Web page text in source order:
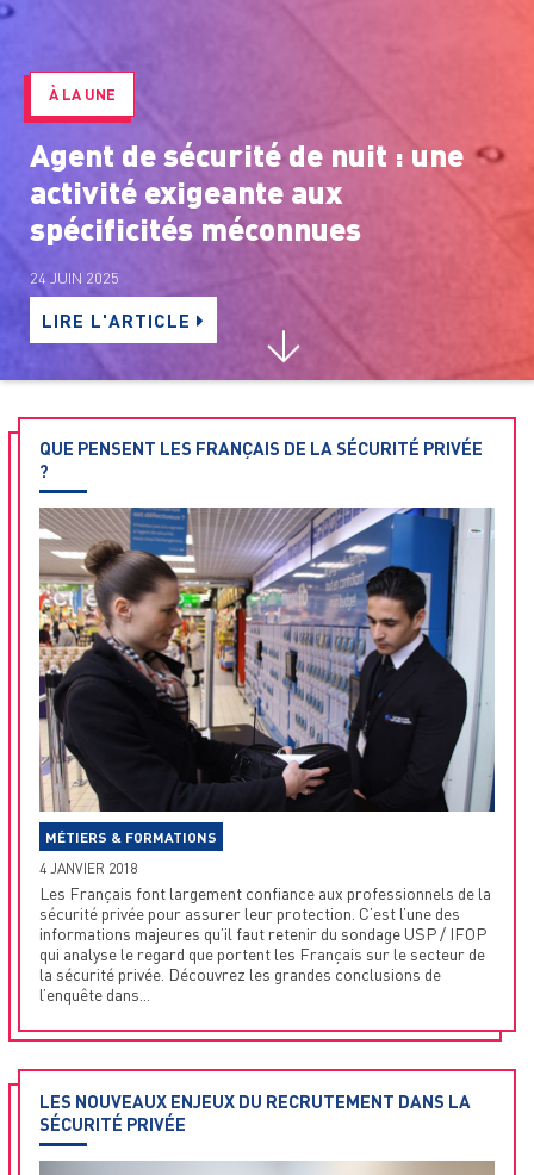
À LA UNE
Agent de sécurité de nuit : une
activité exigeante aux
spécificités méconnues
24 JUIN 2025
LIRE L'ARTICLE
QUE PENSENT LES FRANÇAIS DE LA SÉCURITÉ PRIVÉE
?
MÉTIERS & FORMATIONS
4 JANVIER 2018
Les Français font largement confiance aux professionnels de la
sécurité privée pour assurer leur protection. C’est l’une des
informations majeures qu’il faut retenir du sondage USP / IFOP
qui analyse le regard que portent les Français sur le secteur de
la sécurité privée. Découvrez les grandes conclusions de
l’enquête dans...
LES NOUVEAUX ENJEUX DU RECRUTEMENT DANS LA
SÉCURITÉ PRIVÉE